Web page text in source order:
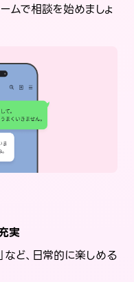
ムで相談を始めましょ
実
など、日常的に楽しめる